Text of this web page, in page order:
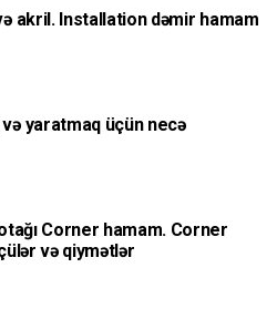
akril. Installation dəmir hamam
yaratmaq üçün necə
Corner hamam. Corner
və qiymətlər